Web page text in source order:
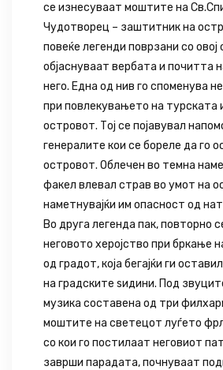
се изнесуваат моштите на
Чудотворец – заштитник на
повеќе легенди поврзани со овој
објаснуваат вербата и почитта
него. Една од нив го споменува
при повлекувањето на турската
островот. Тој се појавувал
генералите кои се бореле да го
островот. Облечен во темна
факел влевал страв во умот на
наметнувајќи им опасност од
Во друга легенда пак, повторно
неговото херојство при бркање
од градот, која бегајќи ги
на градските ѕидини. Под
музика составена од три
моштите на светецот луѓето
со кои го постилаат неговиот
заврши парадата, почнуваат